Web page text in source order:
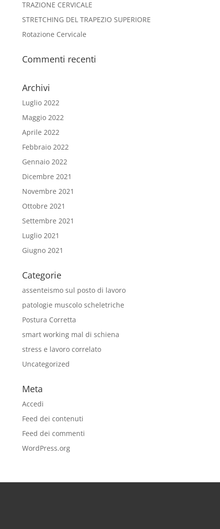
TRAZIONE CERVICALE
STRETCHING DEL TRAPEZIO SUPERIORE
Rotazione Cervicale
Commenti recenti
Archivi
Luglio 2022
Maggio 2022
Aprile 2022
Febbraio 2022
Gennaio 2022
Dicembre 2021
Novembre 2021
Ottobre 2021
Settembre 2021
Luglio 2021
Giugno 2021
Categorie
assenteismo sul posto di lavoro
patologie muscolo scheletriche
Postura Corretta
smart working mal di schiena
stress e lavoro correlato
Uncategorized
Meta
Accedi
Feed dei contenuti
Feed dei commenti
WordPress.org